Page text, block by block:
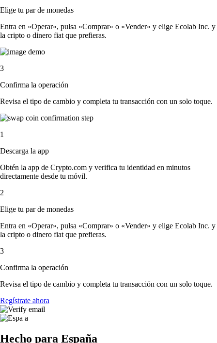
Elige tu par de monedas
Entra en «Operar», pulsa «Comprar» o «Vender» y elige Ecolab Inc. y
la cripto o dinero fiat que prefieras.
3
Confirma la operación
Revisa el tipo de cambio y completa tu transacción con un solo toque.
1
Descarga la app
Obtén la app de Crypto.com y verifica tu identidad en minutos
directamente desde tu móvil.
2
Elige tu par de monedas
Entra en «Operar», pulsa «Comprar» o «Vender» y elige Ecolab Inc. y
la cripto o dinero fiat que prefieras.
3
Confirma la operación
Revisa el tipo de cambio y completa tu transacción con un solo toque.
Regístrate ahora
Hecho para España